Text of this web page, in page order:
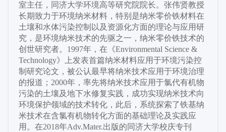
室主任，同济大学环境高等研究院院长。张伟贤教授
长期致力于环境纳米材料，特别是纳米零价铁材料在
土壤和水体污染控制以及资源化方面的理论与应用研
究，是环境纳米技术的先驱之一，纳米零价铁技术的
创世研究者。 1997年 ， 在《Environmental Science &
Technology》上发表首篇纳米材料应用于环境污染控
制研究论文，被公认最早将纳米技术应用于环境治理
的报道；2000年，率先将纳米技术应用于氯代有机物
污染的土壤及地下水修复实践，成功实现纳米技术向
环境保护领域的技术转化，此后，系统探索了铁基纳
米技术在含氯有机物转化方面的基础理论及实践应
用。在2018年Adv.Mater.出版的同济大学校庆专刊